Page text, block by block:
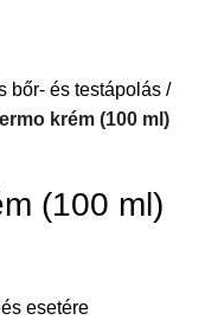
bőr- és testápolás
krém (100 ml)
(100 ml)
esetére